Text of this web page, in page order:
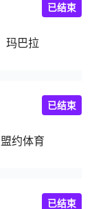
玛巴拉
已结束
盟约体育
已结束
已结束